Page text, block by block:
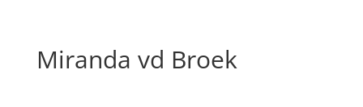
Miranda vd Broek